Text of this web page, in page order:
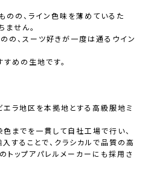
のの、ライン色味を薄めているた
ません。
の、スーツ好きが一度は通るウイン
めの生地です。
ラ地区を本拠地とする高級服地ミ
までを一貫して自社工場で行い、
することで、クラシカルで品質の高
トップアパレルメーカーにも採用さ